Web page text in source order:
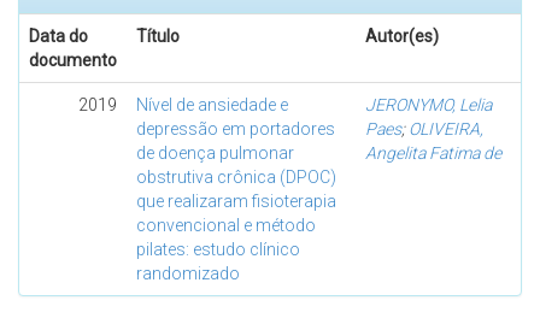
Data do
documento
Título Autor(es)
2019
Nível de ansiedade e
depressão em portadores
de doença pulmonar
obstrutiva crônica (DPOC)
que realizaram fisioterapia
convencional e método
pilates: estudo clínico
randomizado
JERONYMO, Lelia
Paes;OLIVEIRA,
Angelita Fatima de